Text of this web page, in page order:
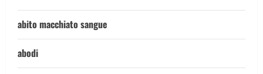
abito macchiato sangue
abodi